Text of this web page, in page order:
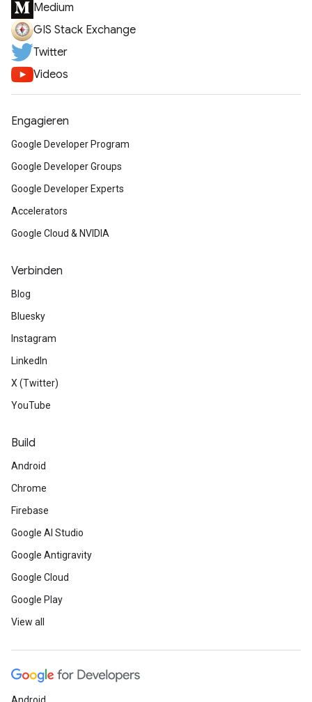
Medium
GIS Stack Exchange
Twitter
Videos
Engagieren
Google Developer Program
Google Developer Groups
Google Developer Experts
Accelerators
Google Cloud & NVIDIA
Verbinden
Blog
Bluesky
Instagram
LinkedIn
X (Twitter)
YouTube
Build
Android
Chrome
Firebase
Google AI Studio
Google Antigravity
Google Cloud
Google Play
View all